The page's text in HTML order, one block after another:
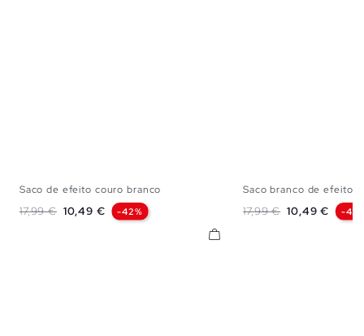
Saco de efeito couro branco
Preço normal
17,99 € Preço
10,49 € -42%
Saco branco de efeito...
Preço normal
17,99 € Preço
10,49 € -